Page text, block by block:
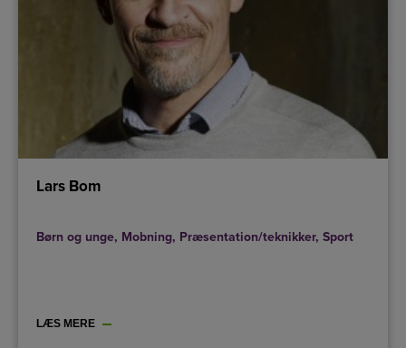
Lars Bom
Børn og unge, Mobning, Præsentation/teknikker, Sport
LÆS MERE